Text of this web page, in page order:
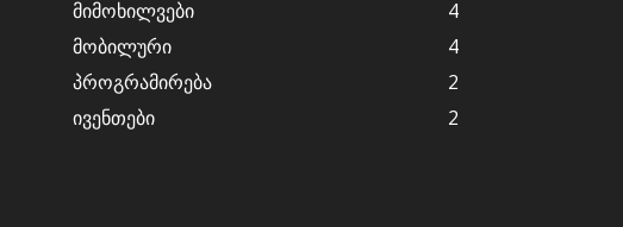
მიმოხილვები
4
მობილური
4
პროგრამირება
2
ივენთები
2